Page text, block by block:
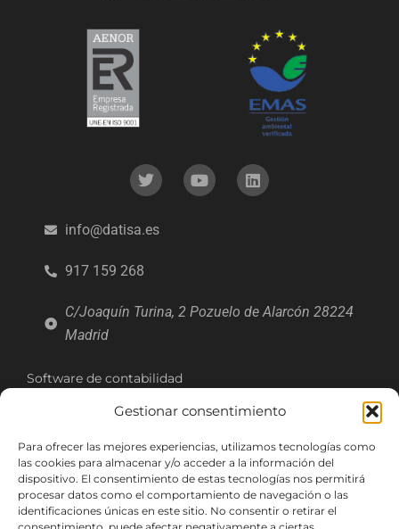
Gestionar consentimiento
Para ofrecer las mejores experiencias, utilizamos tecnologías como
las cookies para almacenar y/o acceder a la información del
dispositivo. El consentimiento de estas tecnologías nos permitirá
procesar datos como el comportamiento de navegación o las
identificaciones únicas en este sitio. No consentir o retirar el
info@datisa.es
917 159 268
C/Joaquín Turina, 2 Pozuelo de Alarcón 28224
Madrid
Software de contabilidad
Software de facturación
Software de producción
Software almacén
Software comercial